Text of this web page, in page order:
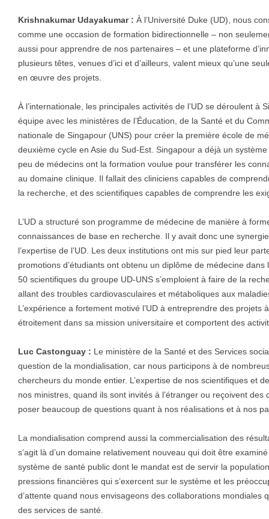
Krishnakumar Udayakumar : À l’Université Duke (UD), nous
comme une occasion de formation bidirectionnelle – non
aussi pour apprendre de nos partenaires – et une plateforme
plusieurs têtes, venues d’ici et d’ailleurs, valent mieux qu’une
en œuvre des projets.
À l’internationale, les principales activités de l’UD se déroulent à
équipe avec les ministères de l’Éducation, de la Santé et du
nationale de Singapour (UNS) pour créer la première école de
deuxième cycle en Asie du Sud-Est. Singapour a déjà un
peu de médecins ont la formation voulue pour transférer les
au domaine clinique. Il fallait des cliniciens capables de
la recherche, et des scientifiques capables de comprendre les
L’UD a structuré son programme de médecine de manière à
connaissances de base en recherche. Il y avait donc une
l’expertise de l’UD. Les deux institutions ont mis sur pied leur
promotions d’étudiants ont obtenu un diplôme de médecine
50 scientifiques du groupe UD-UNS s’emploient à faire de la
allant des troubles cardiovasculaires et métaboliques aux
L’expérience a fortement motivé l’UD à entreprendre des projets
étroitement dans sa mission universitaire et comportent des
Luc Castonguay : Le ministère de la Santé et des Services
question de la mondialisation, car nous participons à de
chercheurs du monde entier. L’expertise de nos scientifiques et
nos ministres, quand ils sont invités à l’étranger ou reçoivent
poser beaucoup de questions quant à nos réalisations et à nos
La mondialisation comprend aussi la commercialisation des
s’agit là d’un domaine relativement nouveau qui doit être
système de santé public dont le mandat est de servir la
pressions financières qui s’exercent sur le système et les
d’attente quand nous envisageons des collaborations mondiales
des services de santé.